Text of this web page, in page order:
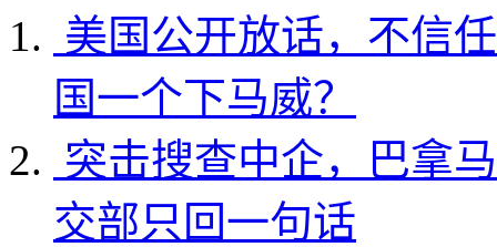
美国公开放话，不信
国一个下马威？
突击搜查中企，巴拿
交部只回一句话